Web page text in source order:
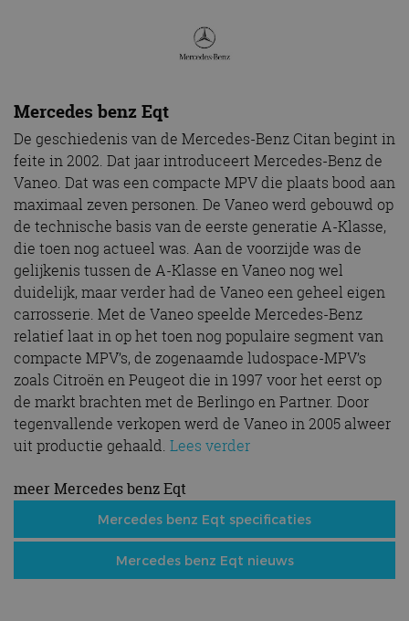
Mercedes benz Eqt
De geschiedenis van de Mercedes-Benz Citan begint in
feite in 2002. Dat jaar introduceert Mercedes-Benz de
Vaneo. Dat was een compacte MPV die plaats bood aan
maximaal zeven personen. De Vaneo werd gebouwd op
de technische basis van de eerste generatie A-Klasse,
die toen nog actueel was. Aan de voorzijde was de
gelijkenis tussen de A-Klasse en Vaneo nog wel
duidelijk, maar verder had de Vaneo een geheel eigen
carrosserie. Met de Vaneo speelde Mercedes-Benz
relatief laat in op het toen nog populaire segment van
compacte MPV’s, de zogenaamde ludospace-MPV’s
zoals Citroën en Peugeot die in 1997 voor het eerst op
de markt brachten met de Berlingo en Partner. Door
tegenvallende verkopen werd de Vaneo in 2005 alweer
uit productie gehaald. Lees verder
meer Mercedes benz Eqt
Mercedes benz Eqt specificaties
Mercedes benz Eqt nieuws